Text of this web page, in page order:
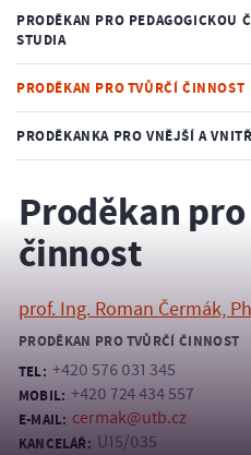
PRODĚKAN PRO PEDAGOGICKOU
STUDIA
PRODĚKAN PRO TVŮRČÍ ČINNOST
PRODĚKANKA PRO VNĚJŠÍ A
Proděkan
činnost
prof. Ing. Roman Čermák,
PRODĚKAN PRO TVŮRČÍ ČINNOST
TEL: +420 576 031 345
MOBIL: +420 724 434 557
E-MAIL: cermak@utb.cz
KANCELÁŘ: U15/035